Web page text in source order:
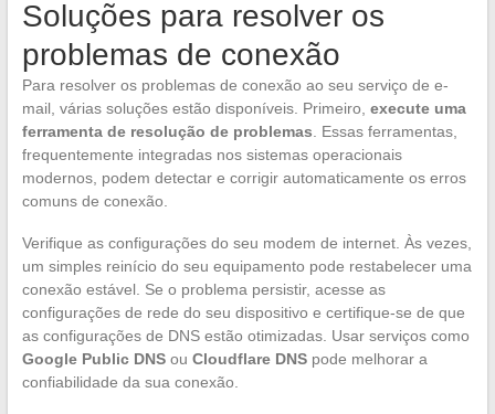
Soluções para resolver os
problemas de conexão
Para resolver os problemas de conexão ao seu serviço de e-
mail, várias soluções estão disponíveis. Primeiro, execute uma
ferramenta de resolução de problemas . Essas ferramentas,
frequentemente integradas nos sistemas operacionais
modernos, podem detectar e corrigir automaticamente os erros
comuns de conexão.
Verifique as configurações do seu modem de internet. Às vezes,
um simples reinício do seu equipamento pode restabelecer uma
conexão estável. Se o problema persistir, acesse as
configurações de rede do seu dispositivo e certifique-se de que
as configurações de DNS estão otimizadas. Usar serviços como
Google Public DNSou Cloudflare DNSpode melhorar a
confiabilidade da sua conexão.